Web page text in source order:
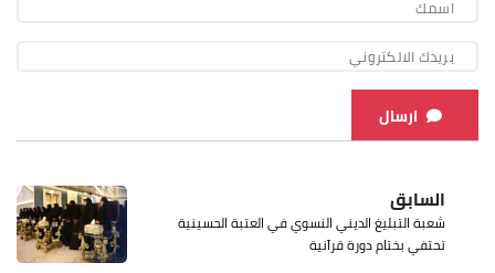
ارسال
السابق
شعبة التبليغ الديني النسوي في العتبة الحسينية
تحتفي بختام دورة قرآنية